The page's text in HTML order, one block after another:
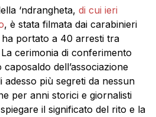
‘ndrangheta, di cui ieri
, è stata filmata dai carabinieri
portato a 40 arresti tra
cerimonia di conferimento
dell’associazione
adesso più segreti da nessun
per anni storici e giornalisti
il significato del rito e la